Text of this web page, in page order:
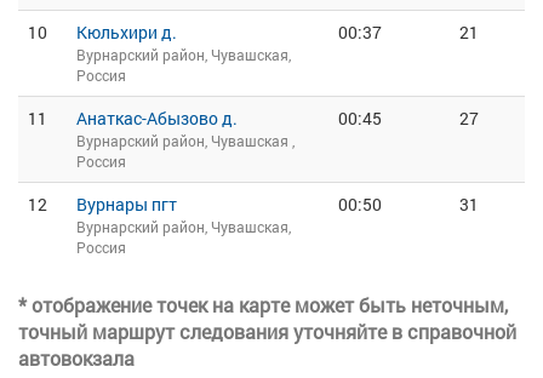
10 Кюльхири д.
Вурнарский район, Чувашская,
Россия
00:37 21
11 Анаткас-Абызово д.
Вурнарский район, Чувашская ,
Россия
00:45 27
12 Вурнары пгт
Вурнарский район, Чувашская,
Россия
00:50 31
* отображение точек на карте может быть неточным,
точный маршрут следования уточняйте в справочной
автовокзала